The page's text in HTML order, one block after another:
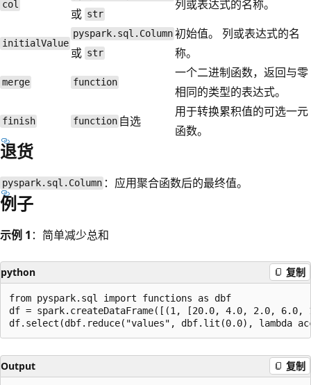
col
或 str
列或表达式的名称。
initialValue
pyspark.sql.Column
或 str
初始值。 列或表达式的名
称。
merge function
一个二进制函数，返回与零
相同的类型的表达式。
finish function 自选
用于转换累积值的可选一元
函数。
退货
pyspark.sql.Column ：应用聚合函数后的最终值。
例子
示例 1 ：简单减少总和
python 复制
from pyspark.sql import functions as dbf
df = spark.createDataFrame([(1, [20.0, 4.0, 2.0,
Output 复制